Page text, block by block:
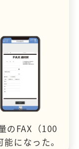
のFAX（100
になった。